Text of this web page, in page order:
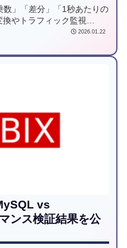
」「差分」「1秒あたりの
やトラフィック監視
。データを加工してDB負
2026.01.22
vs
ンス検証結果を公